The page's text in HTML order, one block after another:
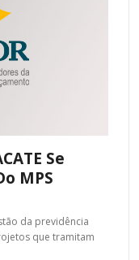
Se
MPS
da previdência
que tramitam